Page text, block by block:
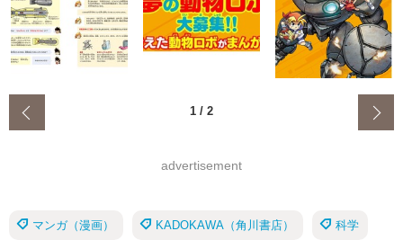
1 / 2
advertisement
マンガ（漫画） KADOKAWA（角川書店） 科学